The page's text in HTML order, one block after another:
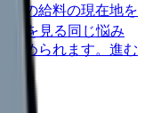
今の給料の現在地を
音を見る 同じ悩み
められます。 進む